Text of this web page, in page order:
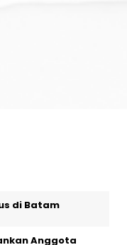
di Batam
Anggota